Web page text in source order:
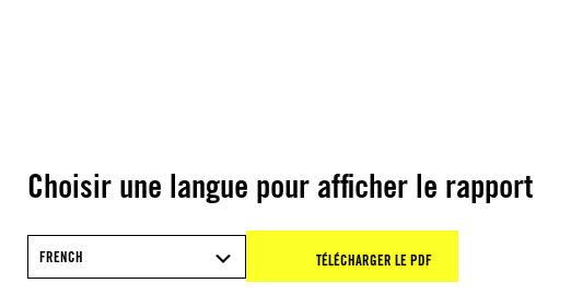
Choisir une langue pour afficher le rapport
FRENCH TÉLÉCHARGER LE PDF